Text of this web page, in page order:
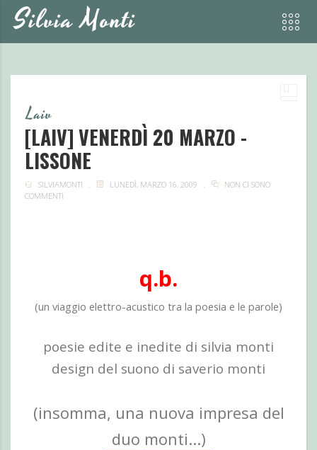
Silvia Monti
Laiv
[LAIV] VENERDÌ 20 MARZO -
LISSONE
SILVIAMONTI LUNEDÌ, MARZO 16, 2009
NON CI SONO
COMMENTI
q.b.
(un viaggio elettro-acustico tra la poesia e le parole)
poesie edite e inedite di silvia monti
design del suono di saverio monti
(insomma, una nuova impresa del
duo monti...)